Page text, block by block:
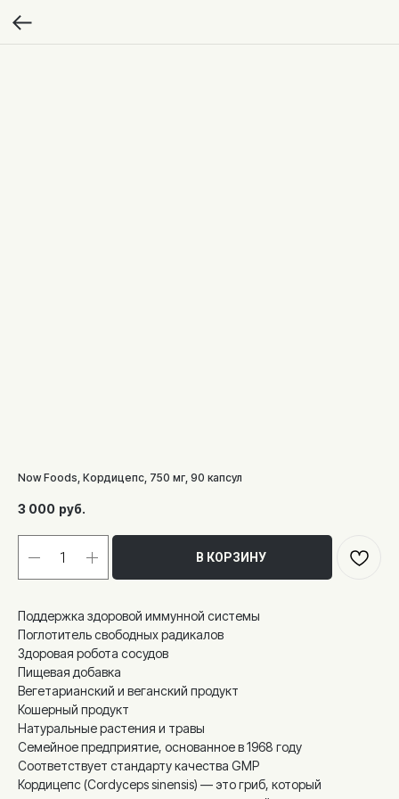
Now Foods, Кордицепс, 750 мг, 90 капсул
3 000 руб.
В КОРЗИНУ
Поддержка здоровой иммунной системы
Поглотитель свободных радикалов
Здоровая робота сосудов
Пищевая добавка
Вегетарианский и веганский продукт
Кошерный продукт
Натуральные растения и травы
Семейное предприятие, основанное в 1968 году
Соответствует стандарту качества GMP
Кордицепс (Cordyceps sinensis) — это гриб, который